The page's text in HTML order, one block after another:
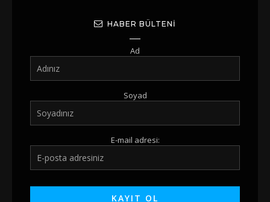
HABER BÜLTENI
Ad
Soyad
E-mail adresi: